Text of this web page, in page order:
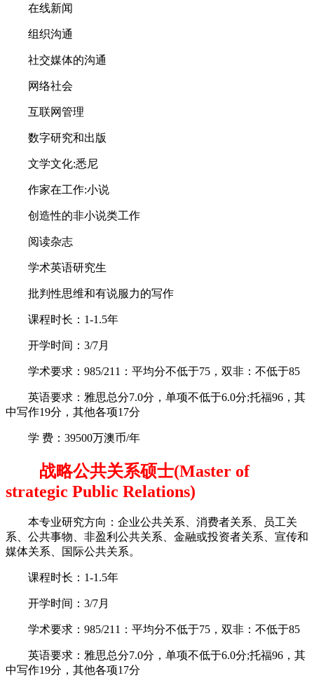
在线新闻
组织沟通
社交媒体的沟通
网络社会
互联网管理
数字研究和出版
文学文化:悉尼
作家在工作:小说
创造性的非小说类工作
阅读杂志
学术英语研究生
批判性思维和有说服力的写作
课程时长：1-1.5年
开学时间：3/7月
学术要求：985/211：平均分不低于75，双非：不低于85
英语要求：雅思总分7.0分，单项不低于6.0分;托福96，其
中写作19分，其他各项17分
学 费：39500万澳币/年
战略公共关系硕士(Master of
strategic Public Relations)
本专业研究方向：企业公共关系、消费者关系、员工关
系、公共事物、非盈利公共关系、金融或投资者关系、宣传和
媒体关系、国际公共关系。
课程时长：1-1.5年
开学时间：3/7月
学术要求：985/211：平均分不低于75，双非：不低于85
英语要求：雅思总分7.0分，单项不低于6.0分;托福96，其
中写作19分，其他各项17分